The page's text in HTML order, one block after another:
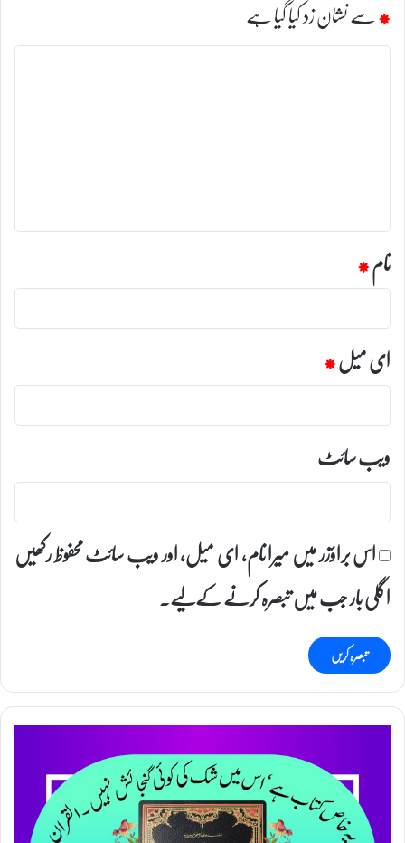
*سے نشان زد کیا گیا ہے
ت
نام*
ای میل*
ویب‌ سائٹ
اس براؤزر میں میرا نام، ای میل، اور ویب سائٹ محفوظ رکھیں
اگلی بار جب میں تبصرہ کرنے کےلیے۔